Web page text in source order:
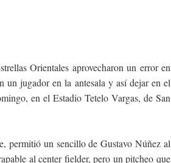
Orientales aprovecharon un error en
un jugador en la antesala y así dejar en el
en el Estadio Tetelo Vargas, de San
permitió un sencillo de Gustavo Núñez al
al center fielder, pero un pitcheo que